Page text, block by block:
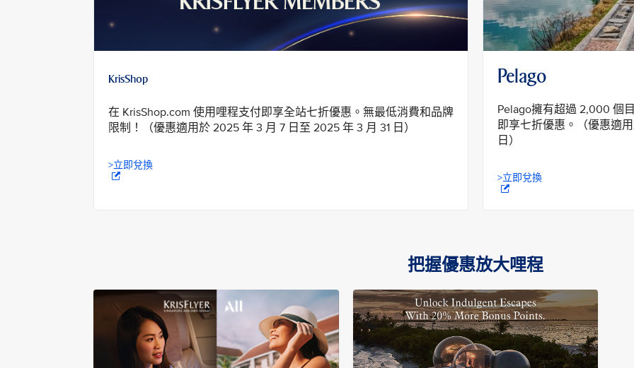
KrisShop
在 KrisShop.com 使用哩程支付即享全站七折優惠。無最低消費和品牌
限制！（優惠適用於 2025 年 3 月 7 日至 2025 年 3 月 31 日）
>立即兌換
Pelago
Pelago擁有超過 2,000 個
即享七折優惠。（優惠適
日）
>立即兌換
把握優惠放大哩程